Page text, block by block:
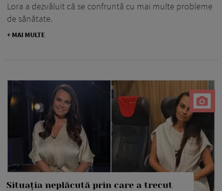
Lora a dezvăluit că se confruntă cu mai multe probleme
de sănătate.
+ MAI MULTE
Situația neplăcută prin care a trecut